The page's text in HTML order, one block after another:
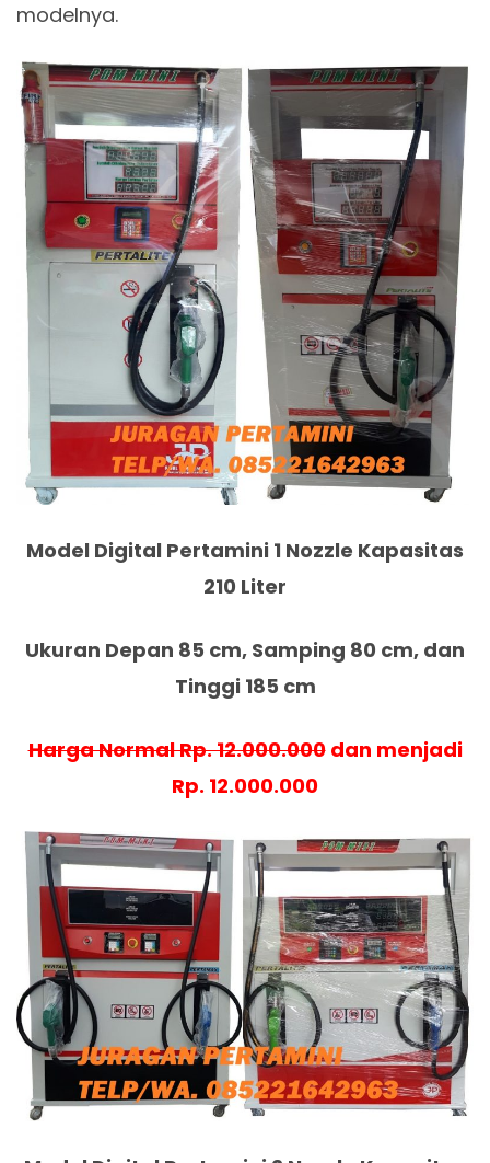
modelnya.
Model Digital Pertamini 1 Nozzle Kapasitas
210 Liter
Ukuran Depan 85 cm, Samping 80 cm, dan
Tinggi 185 cm
Harga Normal Rp. 12.000.000dan menjadi
Rp. 12.000.000